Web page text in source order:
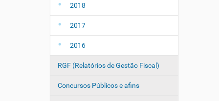
2018
2017
2016
RGF (Relatórios de Gestão Fiscal)
Concursos Públicos e afins